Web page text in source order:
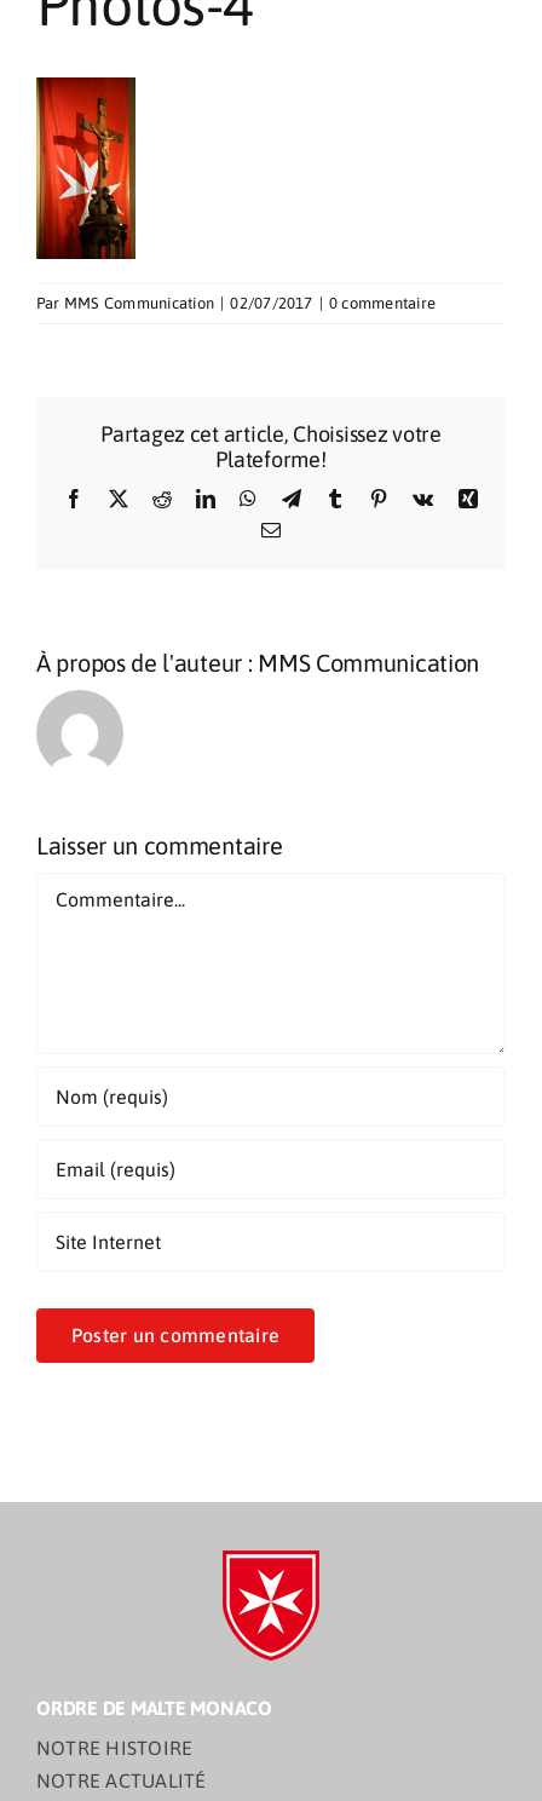
Contact
Par MMS Communication 02/07/2017 0 commentaire
Partagez cet article, Choisissez votre
Plateforme!
Facebook
X RedditLinkedInWhatsApp
TelegramTumblr Pinterest
Vk
Xing
Email
À propos de l'auteur : MMS Communication
Laisser un commentaire
Commentaire
ORDRE DE MALTE MONACO
NOTRE HISTOIRE
NOTRE ACTUALITÉ